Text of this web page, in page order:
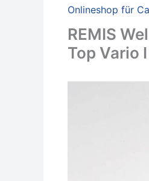
Onlineshop für
REMIS
Top Vario